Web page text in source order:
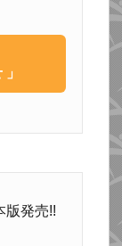
版発売!!